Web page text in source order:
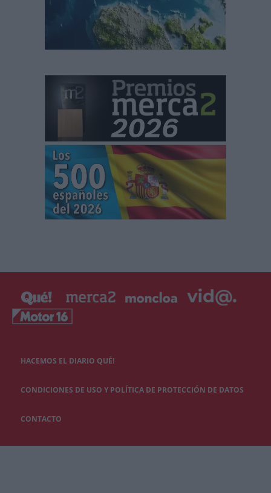
HACEMOS EL DIARIO QUÉ!
CONDICIONES DE USO Y POLÍTICA DE PROTECCIÓN DE DATOS
CONTACTO